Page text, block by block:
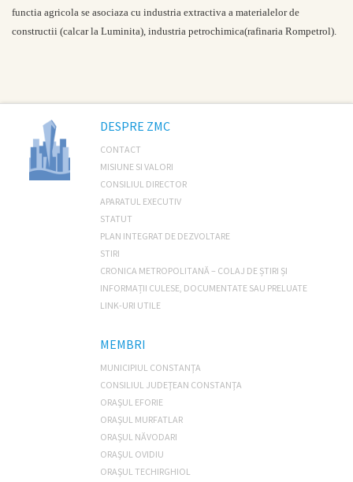
functia agricola se asociaza cu industria extractiva a materialelor de
constructii (calcar la Luminita), industria petrochimica(rafinaria Rompetrol).
DESPRE ZMC
CONTACT
MISIUNE SI VALORI
CONSILIUL DIRECTOR
APARATUL EXECUTIV
STATUT
PLAN INTEGRAT DE DEZVOLTARE
STIRI
CRONICA METROPOLITANĂ – COLAJ DE ȘTIRI ȘI
INFORMAȚII CULESE, DOCUMENTATE SAU PRELUATE
LINK-URI UTILE
MEMBRI
MUNICIPIUL CONSTANŢA
CONSILIUL JUDEŢEAN CONSTANŢA
ORAŞUL EFORIE
ORAŞUL MURFATLAR
ORAŞUL NĂVODARI
ORAŞUL OVIDIU
ORAŞUL TECHIRGHIOL